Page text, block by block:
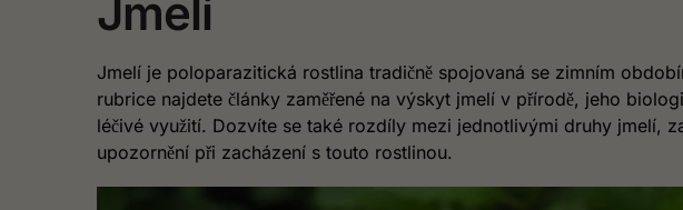
Jmelí
Jmelí je poloparazitická rostlina tradičně spojovaná se zimním
rubrice najdete články zaměřené na výskyt jmelí v přírodě, jeho
léčivé využití. Dozvíte se také rozdíly mezi jednotlivými druhy jmelí,
upozornění při zacházení s touto rostlinou.